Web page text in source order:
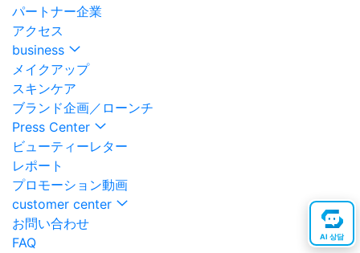
パートナー企業
アクセス
business
メイクアップ
スキンケア
ブランド企画／ローンチ
Press Center
ビューティーレター
レポート
プロモーション動画
customer center
お問い合わせ
FAQ
AI 상담